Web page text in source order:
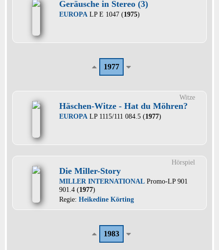
Geräusche in Stereo (3)
EUROPA LP E 1047 (1975)
1977
Witze
Häschen-Witze - Hat du Möhren?
EUROPA LP 1115/111 084.5 (1977)
Hörspiel
Die Miller-Story
MILLER INTERNATIONAL Promo-LP 901
901.4 (1977)
Regie: Heikedine Körting
1983